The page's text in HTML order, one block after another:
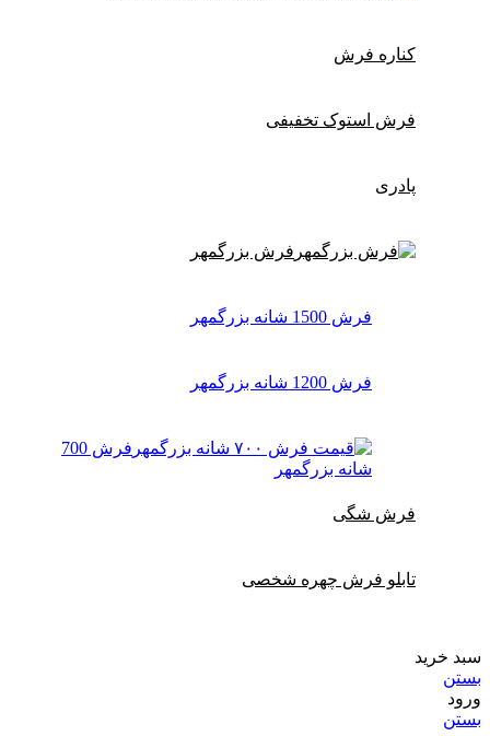
کناره فرش
فرش استوک تخفیفی
پادری
فرش بزرگمهر
فرش 1500 شانه بزرگمهر
فرش 1200 شانه بزرگمهر
فرش 700
شانه بزرگمهر
فرش شگی
تابلو فرش چهره شخصی
سبد خرید
بستن
ورود
بستن